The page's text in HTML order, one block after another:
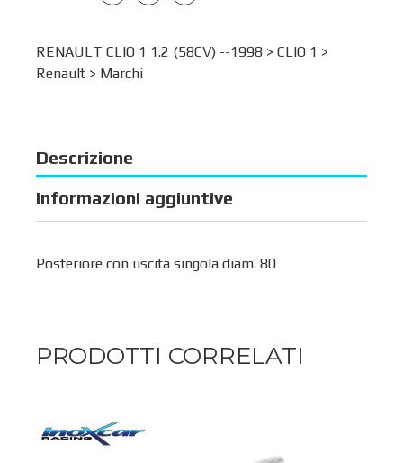
RENAULT CLIO 1 1.2 (58CV) --1998 > CLIO 1 >
Renault > Marchi
Descrizione
Informazioni aggiuntive
Posteriore con uscita singola diam. 80
PRODOTTI CORRELATI